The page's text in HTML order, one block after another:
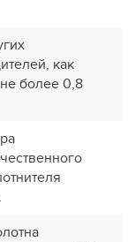
как
более 0,8